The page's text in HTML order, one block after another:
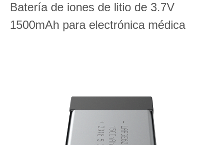
Batería de iones de litio de 3.7V
1500mAh para electrónica médica